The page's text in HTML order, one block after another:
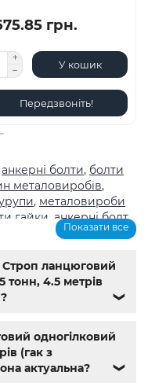
грн.
У кошик
Передзвоніть!
анкерні болти, болти
металовиробів,
, металовироби
гайки анкерні болт,
з великим
редуктор 3МП,Мотор-
Ц2,анкера,Name
заклепка
размеры, болт м14 1.5
18,болт м 9
,din 6799,din 11024
din
Показати все
Строп ланцюговий
тонн, 4.5 метрів
❯
одногілковий
(гак з
актуальна?
❯